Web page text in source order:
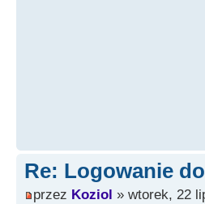
Re: Logowanie
przez Koziol » wtorek, 22